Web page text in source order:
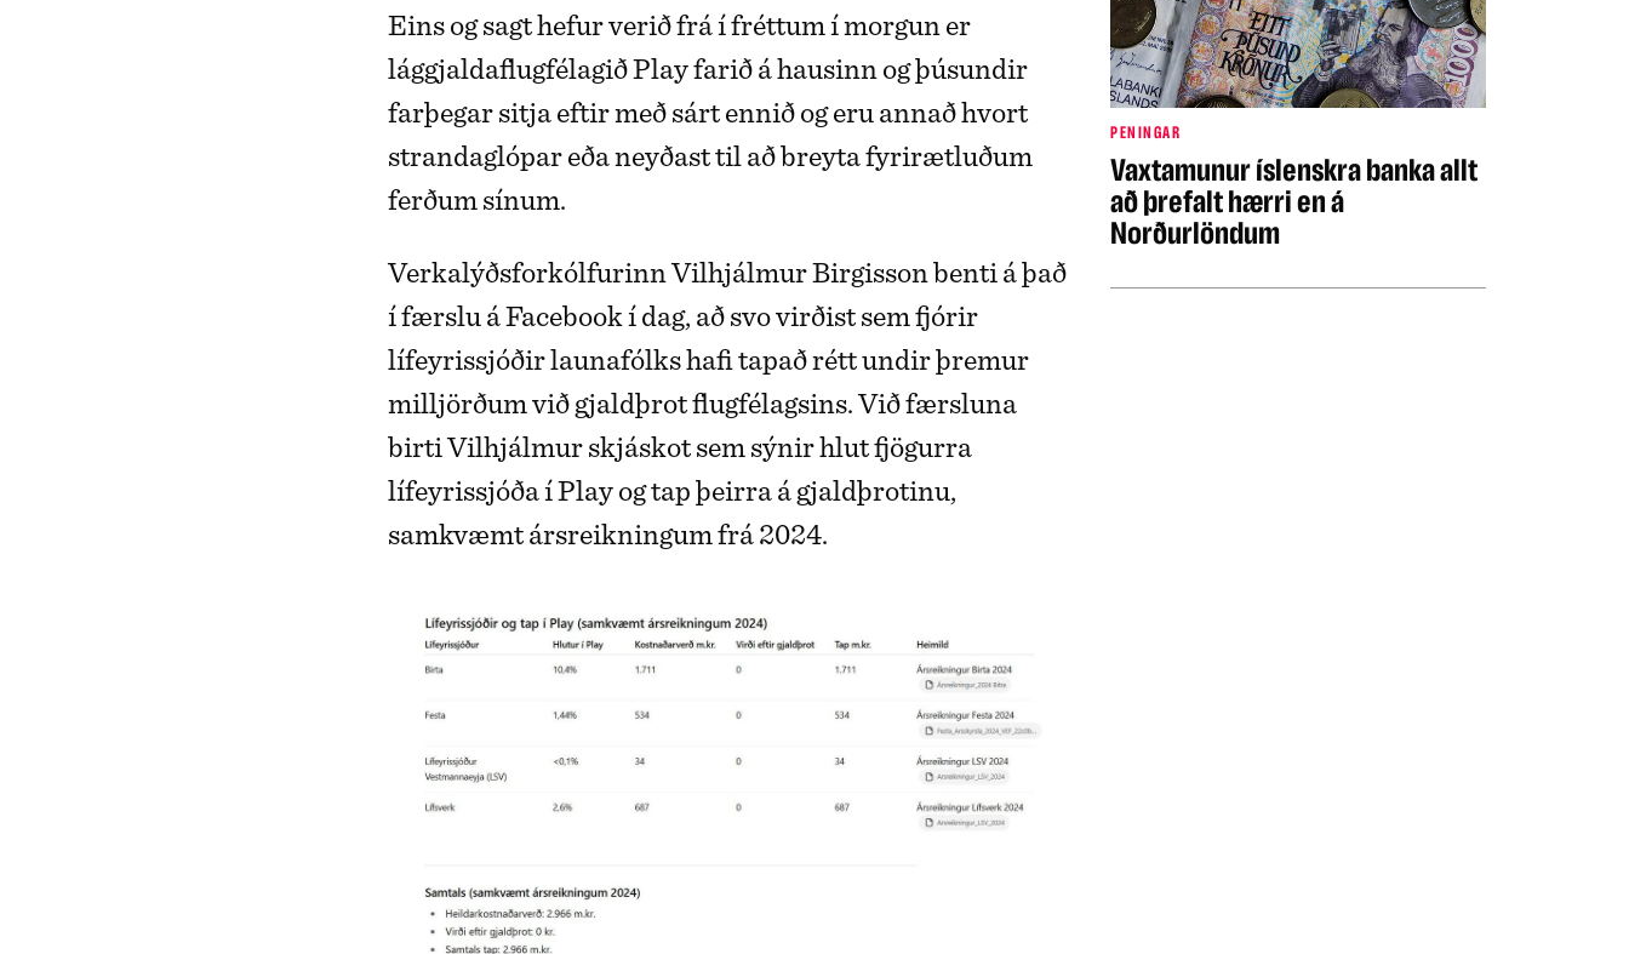
Eins og sagt hefur verið frá í fréttum í morgun er
lággjaldaflugfélagið Play farið á hausinn og þúsundir
farþegar sitja eftir með sárt ennið og eru annað hvort
strandaglópar eða neyðast til að breyta fyrirætluðum
ferðum sínum.
Verkalýðsforkólfurinn Vilhjálmur Birgisson benti á það
í færslu á Facebook í dag, að svo virðist sem fjórir
lífeyrissjóðir launafólks hafi tapað rétt undir þremur
milljörðum við gjaldþrot flugfélagsins. Við færsluna
birti Vilhjálmur skjáskot sem sýnir hlut fjögurra
lífeyrissjóða í Play og tap þeirra á gjaldþrotinu,
samkvæmt ársreikningum frá 2024.
PENINGAR
Vaxtamunur íslenskra banka allt
að þrefalt hærri en á
Norðurlöndum